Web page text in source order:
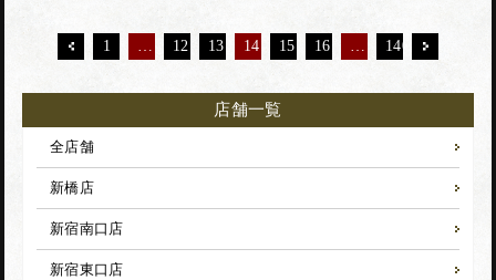
1 … 12 13 14 15 16 … 140
店舗一覧
全店舗
新橋店
新宿南口店
新宿東口店